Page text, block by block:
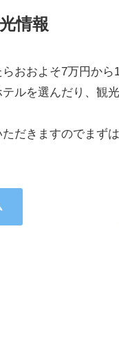
情報
おおよそ7万円から
ルを選んだり、観
だきますのでまず